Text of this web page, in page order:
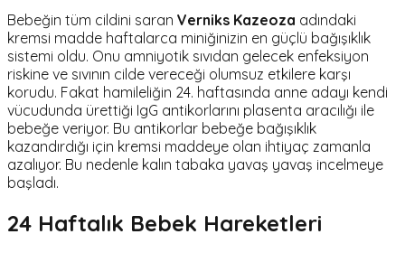
Bebeğin tüm cildini saran Verniks Kazeoza adındaki
kremsi madde haftalarca miniğinizin en güçlü bağışıklık
sistemi oldu. Onu amniyotik sıvıdan gelecek enfeksiyon
riskine ve sıvının cilde vereceği olumsuz etkilere karşı
korudu. Fakat hamileliğin 24. haftasında anne adayı kendi
vücudunda ürettiği IgG antikorlarını plasenta aracılığı ile
bebeğe veriyor. Bu antikorlar bebeğe bağışıklık
kazandırdığı için kremsi maddeye olan ihtiyaç zamanla
azalıyor. Bu nedenle kalın tabaka yavaş yavaş incelmeye
başladı.
24 Haftalık Bebek Hareketleri